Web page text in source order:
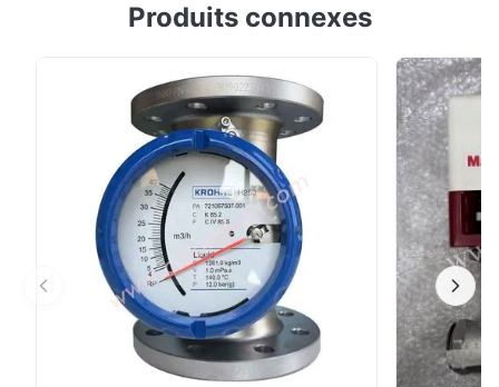
augmenter la vitesse de l'actionneur ou diminuer la
fournissant une plus grande capacité de débit
Produits connexes